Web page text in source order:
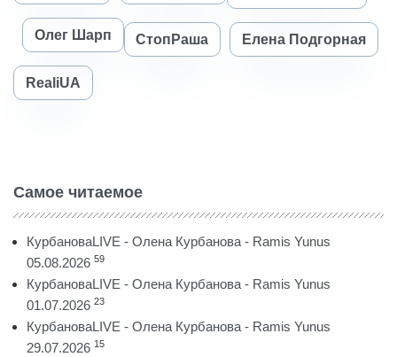
Олег Шарп СтопРаша Елена Подгорная
RealiUA
Самое читаемое
КурбановаLIVE - Олена Курбанова - Ramis Yunus
05.08.2026 59
КурбановаLIVE - Олена Курбанова - Ramis Yunus
01.07.2026 23
КурбановаLIVE - Олена Курбанова - Ramis Yunus
29.07.2026 15